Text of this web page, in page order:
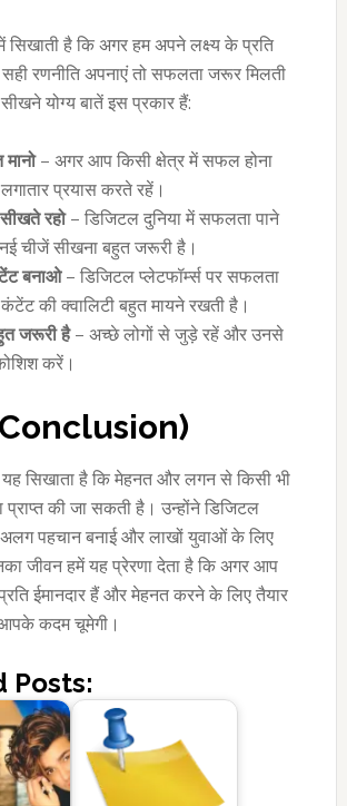
सिखाती है कि अगर हम अपने लक्ष्य के प्रति
रणनीति अपनाएं तो सफलता जरूर मिलती
योग्य बातें इस प्रकार हैं:
– अगर आप किसी क्षेत्र में सफल होना
प्रयास करते रहें।
रहो– डिजिटल दुनिया में सफलता पाने
चीजें सीखना बहुत जरूरी है।
बनाओ– डिजिटल प्लेटफॉर्म्स पर सफलता
की क्वालिटी बहुत मायने रखती है।
जरूरी है– अच्छे लोगों से जुड़े रहें और उनसे
करें।
Conclusion)
सिखाता है कि मेहनत और लगन से किसी भी
की जा सकती है। उन्होंने डिजिटल
अलग पहचान बनाई और लाखों युवाओं के लिए
जीवन हमें यह प्रेरणा देता है कि अगर आप
ईमानदार हैं और मेहनत करने के लिए तैयार
कदम चूमेगी।
Posts: